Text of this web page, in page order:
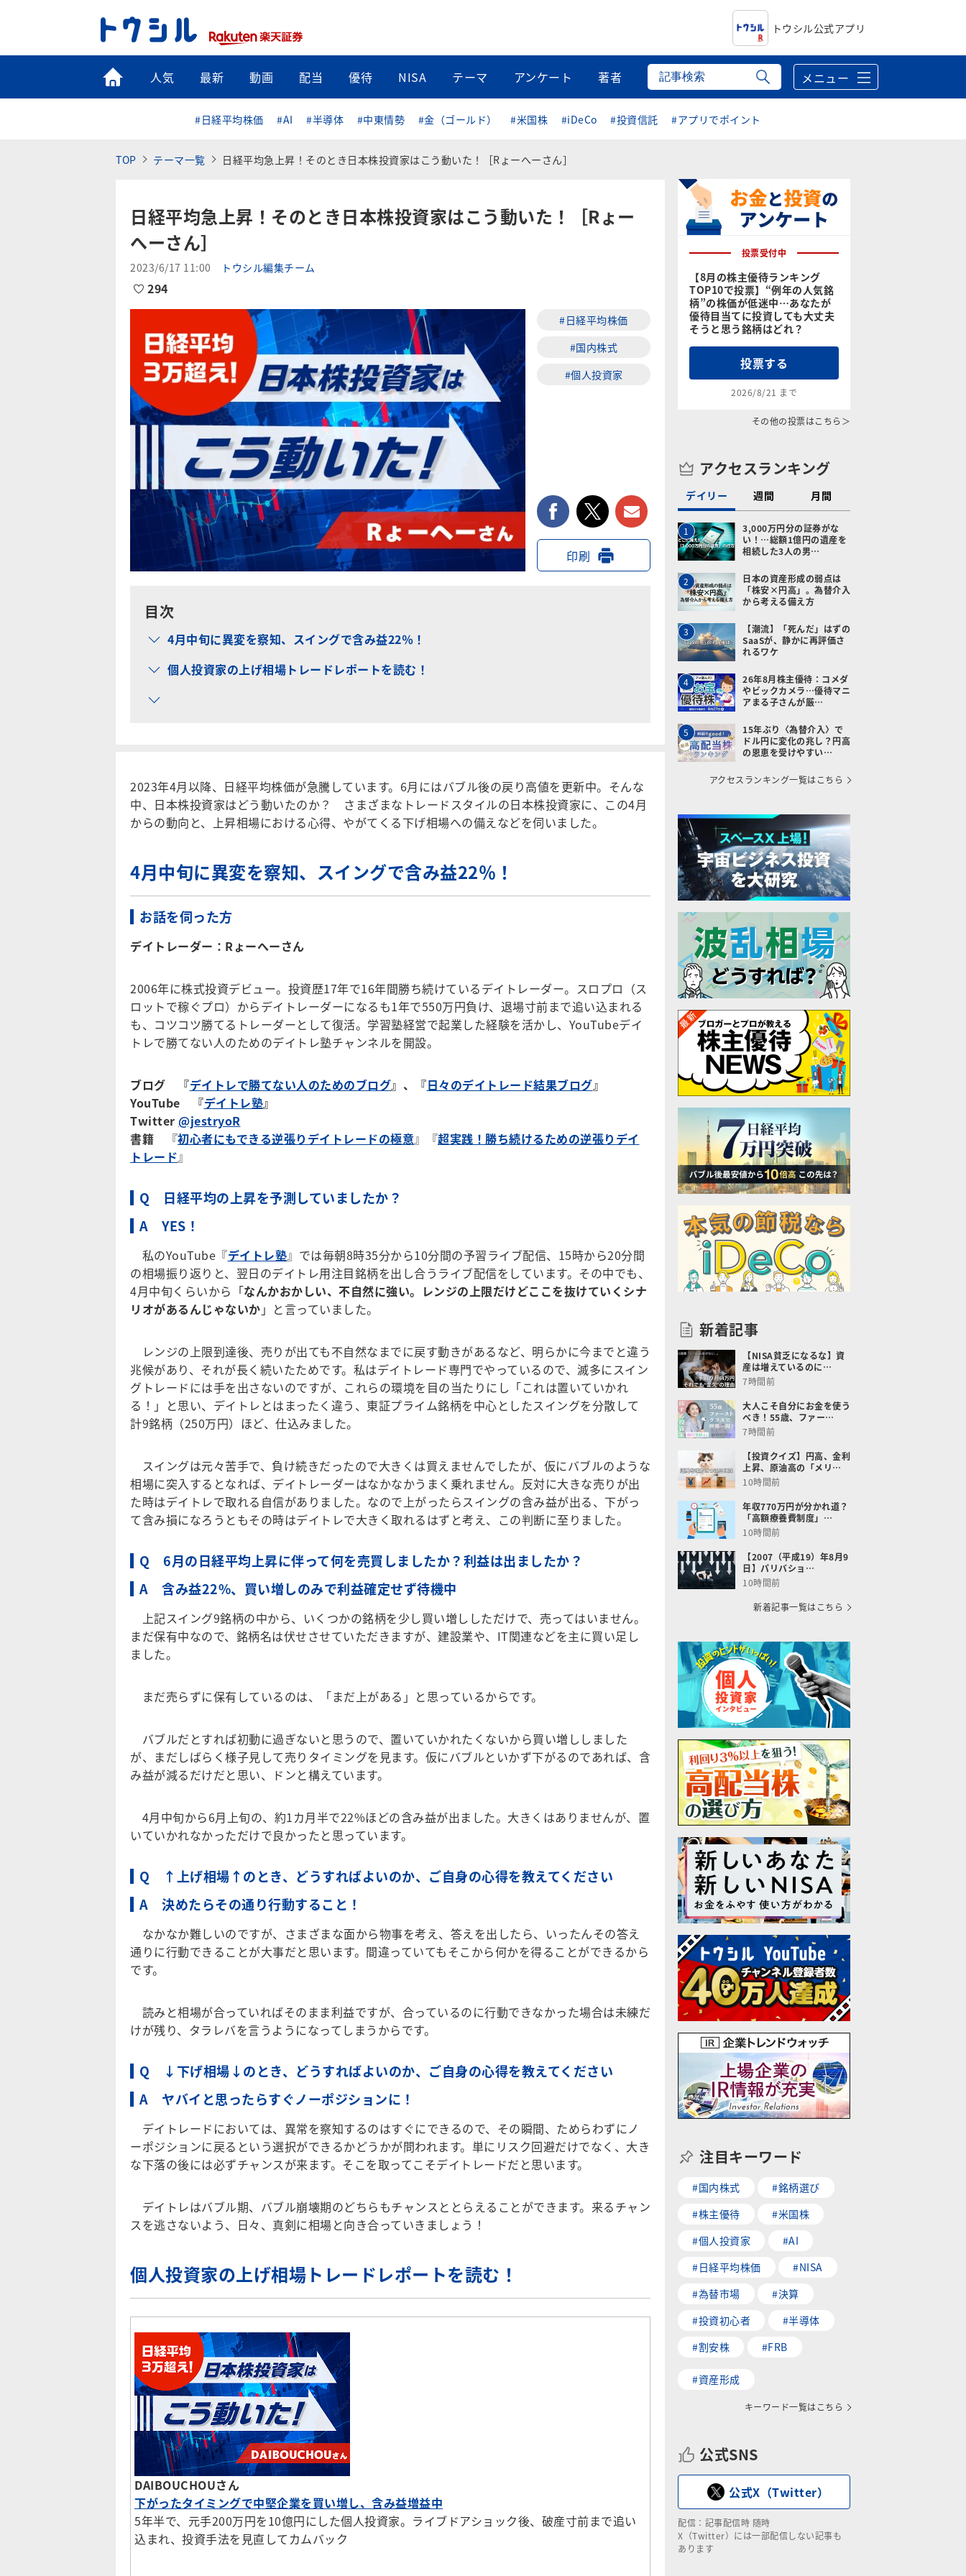
トウシル公式アプリ
トップ
人気 最新 動画 配当 優待 NISA テーマ アンケート 著者 メニュー
#日経平均株価 #AI #半導体 #中東情勢 #金（ゴールド） #米国株 #iDeCo #投資信託 #アプリでポイント
TOP テーマ一覧 日経平均急上昇！そのとき日本株投資家はこう動いた！［Rょーへーさん］
日経平均急上昇！そのとき日本株投資家はこう動いた！［Rょー
へーさん］
2023/6/17 11:00 トウシル編集チーム
294
#日経平均株価
#国内株式
#個人投資家
facebooktwitter メールで送る
印刷
目次
4月中旬に異変を察知、スイングで含み益22％！
個人投資家の上げ相場トレードレポートを読む！
2023年4月以降、日経平均株価が急騰しています。6月にはバブル後の戻り高値を更新中。そんな
中、日本株投資家はどう動いたのか？ さまざまなトレードスタイルの日本株投資家に、この4月
からの動向と、上昇相場における心得、やがてくる下げ相場への備えなどを伺いました。
4月中旬に異変を察知、スイングで含み益22％！
お話を伺った方
デイトレーダー：Rょーへーさん
2006年に株式投資デビュー。投資歴17年で16年間勝ち続けているデイトレーダー。スロプロ（ス
ロットで稼ぐプロ）からデイトレーダーになるも1年で550万円負け、退場寸前まで追い込まれる
も、コツコツ勝てるトレーダーとして復活。学習塾経営で起業した経験を活かし、YouTubeデイ
トレで勝てない人のためのデイトレ塾チャンネルを開設。
ブログ 『デイトレで勝てない人のためのブログ』、『日々のデイトレード結果ブログ』
YouTube 『デイトレ塾』
Twitter @jestryoR
書籍
『初心者にもできる逆張りデイトレードの極意』『超実践！勝ち続けるための逆張りデイ
トレード』
Q 日経平均の上昇を予測していましたか？
A YES！
私のYouTube『デイトレ塾』では毎朝8時35分から10分間の予習ライブ配信、15時から20分間
の相場振り返りと、翌日のデイトレ用注目銘柄を出し合うライブ配信をしています。その中でも、
4月中旬くらいから「なんかおかしい、不自然に強い。レンジの上限だけどここを抜けていくシナ
リオがあるんじゃないか 」と言っていました。
レンジの上限到達後、売りが出ても不自然なまでに戻す動きがあるなど、明らかに今までと違う
兆候があり、それが長く続いたためです。私はデイトレード専門でやっているので、滅多にスイン
グトレードには手を出さないのですが、これらの環境を目の当たりにし「これは置いていかれ
る！」と思い、デイトレとはまったく違う、東証プライム銘柄を中心としたスイングを分散して
計9銘柄（250万円）ほど、仕込みました。
スイングは元々苦手で、負け続きだったので大きくは買えませんでしたが、仮にバブルのような
相場に突入するとなれば、デイトレーダーはなかなかうまく乗れません。反対に大きな売りが出
た時はデイトレで取れる自信がありました。なので上がったらスイングの含み益が出る、下がっ
て含み損になろうともその時はデイトレで大きく取れるはずと考え、この判断に至りました。
Q 6月の日経平均上昇に伴って何を売買しましたか？利益は出ましたか？
A 含み益22%、買い増しのみで利益確定せず待機中
上記スイング9銘柄の中から、いくつかの銘柄を少し買い増ししただけで、売ってはいません。
まだ保有中なので、銘柄名は伏せさせていただきますが、建設業や、IT関連などを主に買い足し
ました。
まだ売らずに保有しているのは、「まだ上がある」と思っているからです。
バブルだとすれば初動に過ぎないと思うので、置いていかれたくないから買い増ししました
が、まだしばらく様子見して売りタイミングを見ます。仮にバブルといかず下がるのであれば、含
み益が減るだけだと思い、ドンと構えています。
4月中旬から6月上旬の、約1カ月半で22%ほどの含み益が出ました。大きくはありませんが、置
いていかれなかっただけで良かったと思っています。
Q ↑上げ相場↑のとき、どうすればよいのか、ご自身の心得を教えてください
A 決めたらその通り行動すること！
なかなか難しいのですが、さまざまな面から物事を考え、答えを出したら、いったんその答え
通りに行動できることが大事だと思います。間違っていてもそこから何かを得ることができるから
です。
読みと相場が合っていればそのまま利益ですが、合っているのに行動できなかった場合は未練だ
けが残り、タラレバを言うようになってしまうからです。
Q ↓下げ相場↓のとき、どうすればよいのか、ご自身の心得を教えてください
A ヤバイと思ったらすぐノーポジションに！
デイトレードにおいては、異常を察知するのはすぐにできるので、その瞬間、ためらわずにノ
ーポジションに戻るという選択ができるかどうかが問われます。単にリスク回避だけでなく、大き
な下落の後には必ずチャンスが来ます。そこを取ってこそデイトレードだと思います。
デイトレはバブル期、バブル崩壊期のどちらもチャンスととらえることができます。来るチャン
スを逃さないよう、日々、真剣に相場と向き合っていきましょう！
個人投資家の上げ相場トレードレポートを読む！
DAIBOUCHOUさん
下がったタイミングで中堅企業を買い増し、含み益増益中
5年半で、元手200万円を10億円にした個人投資家。ライブドアショック後、破産寸前まで追い
込まれ、投資手法を見直してカムバック
投票受付中
【8月の株主優待ランキング
TOP10で投票】“例年の人気銘
柄”の株価が低迷中…あなたが
優待目当てに投資しても大丈夫
そうと思う銘柄はどれ？
投票する
2026/8/21 まで
その他の投票はこちら＞
アクセスランキング
デイリー 週間 月間
1
3,000万円分の証券がな
い！…総額1億円の遺産を
相続した3人の男…
2
日本の資産形成の弱点は
「株安×円高」。為替介入
から考える備え方
3
【潮流】「死んだ」はずの
SaaSが、静かに再評価さ
れるワケ
4
26年8月株主優待：コメダ
やビックカメラ…優待マニ
アまる子さんが厳…
5
15年ぶり〈為替介入〉で
ドル円に変化の兆し？円高
の恩恵を受けやすい…
アクセスランキング一覧はこちら
新着記事
【NISA貧乏になるな】資
産は増えているのに…
7時間前
大人こそ自分にお金を使う
べき！55歳、ファー…
7時間前
【投資クイズ】円高、金利
上昇、原油高の「メリ…
10時間前
年収770万円が分かれ道？
「高額療養費制度」…
10時間前
【2007（平成19）年8月9
日】パリバショ…
10時間前
新着記事一覧はこちら
注目キーワード
#国内株式
#銘柄選び
#株主優待
#米国株
#個人投資家
#AI
#日経平均株価
#NISA
#為替市場
#決算
#投資初心者
#半導体
#割安株
#FRB
#資産形成
キーワード一覧はこちら
公式SNS
公式X（Twitter）
配信：記事配信時 随時
X（Twitter）には一部配信しない記事も
あります